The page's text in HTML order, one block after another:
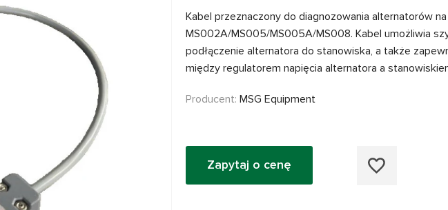
Kabel przeznaczony do diagnozowania alternatorów
MS002A/MS005/MS005A/MS008. Kabel umożliwia
podłączenie alternatora do stanowiska, a także
między regulatorem napięcia alternatora a
Producent: MSG Equipment
Zapytaj o cenę